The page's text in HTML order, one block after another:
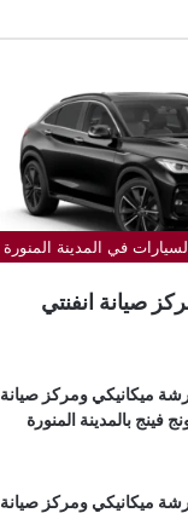
في المدينة المنورة
صيانة انفنتي
ميكانيكي ومركز صيانة
فينج بالمدينة المنورة
ميكانيكي ومركز صيانة